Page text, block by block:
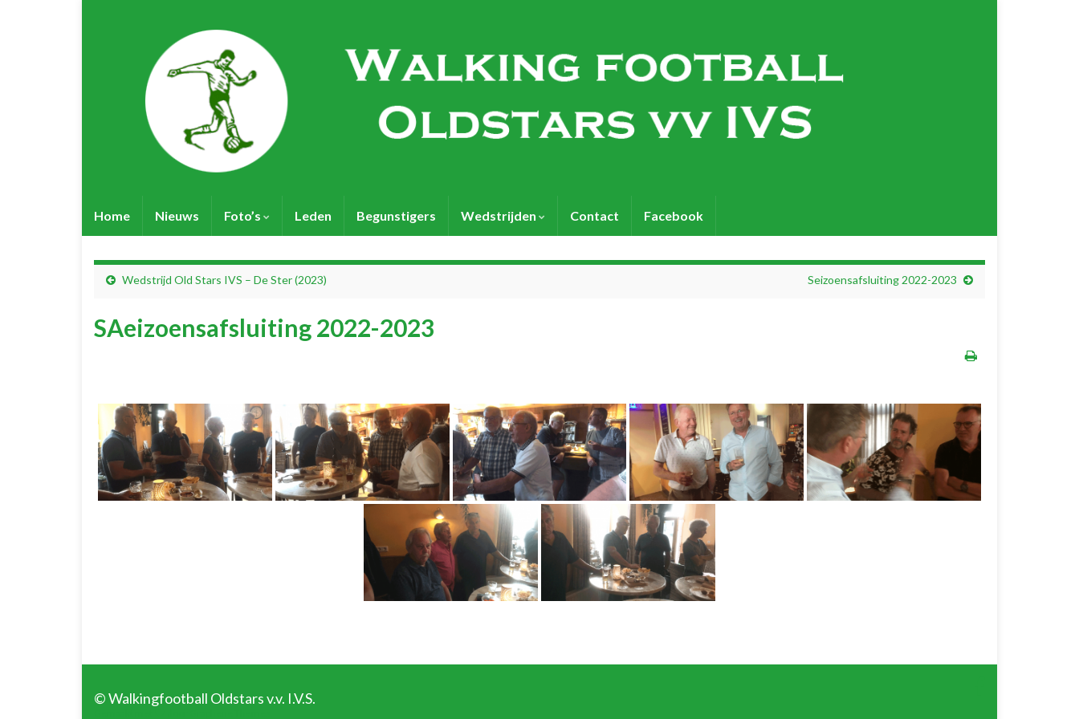
Home Nieuws Foto’s Leden Begunstigers Wedstrijden Contact Facebook
Wedstrijd Old Stars IVS – De Ster (2023) Seizoensafsluiting 2022-2023
SAeizoensafsluiting 2022-2023
© Walkingfootball Oldstars v.v. I.V.S.